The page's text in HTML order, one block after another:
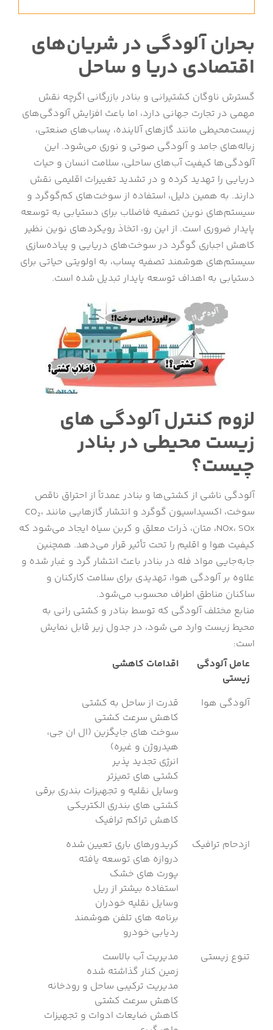
بحران آلودگی در شریان‌های
اقتصادی دریا و ساحل
گسترش ناوگان کشتیرانی و بنادر بازرگانی اگرچه نقش
مهمی در تجارت جهانی دارد، اما باعث افزایش آلودگی‌های
زیست‌محیطی مانند گازهای آلاینده، پساب‌های صنعتی،
زباله‌های جامد و آلودگی صوتی و نوری می‌شود. این
آلودگی‌ها کیفیت آب‌های ساحلی، سلامت انسان و حیات
دریایی را تهدید کرده و در تشدید تغییرات اقلیمی نقش
دارند. به همین دلیل، استفاده از سوخت‌های کم‌گوگرد و
سیستم‌های نوین تصفیه فاضلاب برای دستیابی به توسعه
پایدار ضروری است. از این رو، اتخاذ رویکردهای نوین نظیر
کاهش اجباری گوگرد در سوخت‌های دریایی و پیاده‌سازی
سیستم‌های هوشمند تصفیه پساب، به اولویتی حیاتی برای
دستیابی به اهداف توسعه پایدار تبدیل شده است.
لزوم کنترل آلودگی های
زیست محیطی در بنادر
چیست؟
آلودگی ناشی از کشتی‌ها و بنادر عمدتاً از احتراق ناقص
سوخت، اکسیداسیون گوگرد و انتشار گازهایی مانند CO₂،
NOx، SOx، متان، ذرات معلق و کربن سیاه ایجاد می‌شود که
کیفیت هوا و اقلیم را تحت تأثیر قرار می‌دهد. همچنین
جابه‌جایی مواد فله در بنادر باعث انتشار گرد و غبار شده و
علاوه بر آلودگی هوا، تهدیدی برای سلامت کارکنان و
ساکنان مناطق اطراف محسوب می‌شود.
منابع مختلف آلودگی که توسط بنادر و کشتی رانی به
محیط زیست وارد می شود، در جدول زیر قابل نمایش
است:
عامل آلودگی
زیستی
اقدامات کاهشی
آلودگی هوا
قدرت از ساحل به کشتی
کاهش سرعت کشتی
سوخت های جایگزین (ال ان جی،
هیدروژن و غیره)
انرژی تجدید پذیر
کشتی های تمیزتر
وسایل نقلیه و تجهیزات بندری برقی
کشتی های بندری الکتریکی
کاهش تراکم ترافیک
ازدحام ترافیک
کریدورهای باری تعیین شده
دروازه های توسعه یافته
پورت های خشک
استفاده بیشتر از ریل
وسایل نقلیه خودران
برنامه های تلفن هوشمند
ردیابی خودرو
تنوع زیستی
مدیریت آب بالاست
زمین کنار گذاشته شده
مدیریت ترکیبی ساحل و رودخانه
کاهش سرعت کشتی
کاهش ضایعات ادوات و تجهیزات